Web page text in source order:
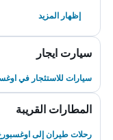
إظهار المزيد
سيارت ايجار
سيارات للاستئجار في
المطارات القريبة
رحلات طيران إلى